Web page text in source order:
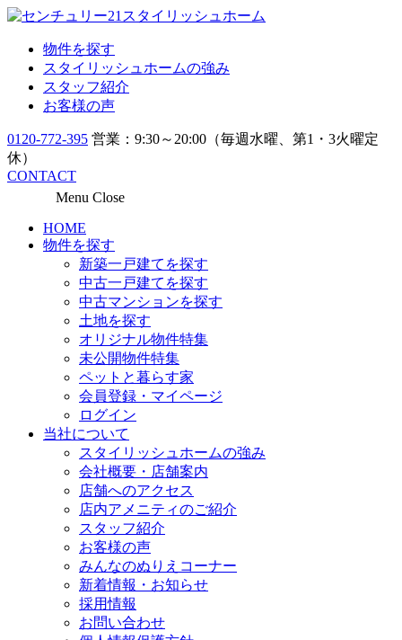
物件を探す
スタイリッシュホームの強み
スタッフ紹介
お客様の声
0120-772-395 営業：9:30～20:00（毎週水曜、第1・3火曜定
休）
CONTACT
Menu Close
HOME
物件を探す
新築一戸建てを探す
中古一戸建てを探す
中古マンションを探す
土地を探す
オリジナル物件特集
未公開物件特集
ペットと暮らす家
会員登録・マイページ
ログイン
当社について
スタイリッシュホームの強み
会社概要・店舗案内
店舗へのアクセス
店内アメニティのご紹介
スタッフ紹介
お客様の声
みんなのぬりえコーナー
新着情報・お知らせ
採用情報
お問い合わせ